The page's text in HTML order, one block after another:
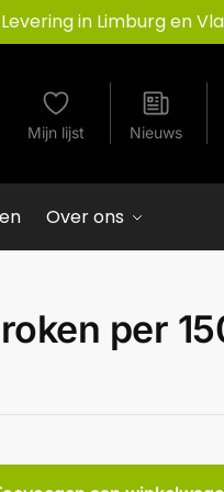
Levering in Limburg en
Mijn lijst Nieuws
Over ons
per